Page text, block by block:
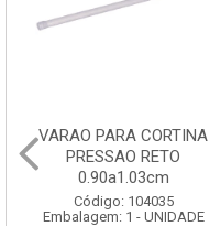
VARAO PARA CORTINA
PRESSAO RETO
0.90a1.03cm
Código: 104035
Embalagem: 1 - UNIDADE